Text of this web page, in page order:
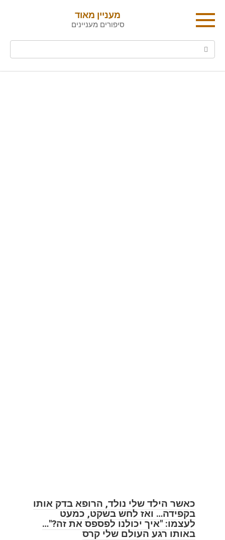
content
מעניין מאוד
סיפורים מעניינים
Search:
כאשר הילד שלי נולד, הרופא בדק אותו
בקפידה… ואז לחש בשקט, כמעט
לעצמו: "איך יכולנו לפספס את זה?"…
באותו רגע העולם שלי קרס